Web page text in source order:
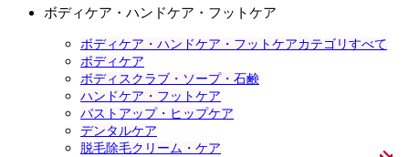
ボディケア・ハンドケア・フットケア
ボディケア・ハンドケア・フットケアカテゴリすべて
ボディケア
ボディスクラブ・ソープ・石鹸
ハンドケア・フットケア
バストアップ・ヒップケア
デンタルケア
脱毛除毛クリーム・ケア